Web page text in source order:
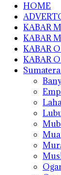
HOME
KABAR
KABAR
KABAR
KABAR